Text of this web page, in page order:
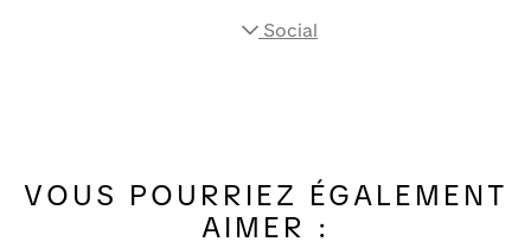
Social
VOUS POURRIEZ ÉGALEMENT
AIMER :